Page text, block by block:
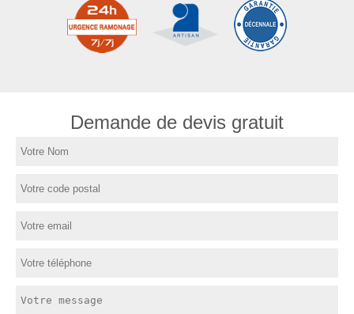
Demande de devis gratuit